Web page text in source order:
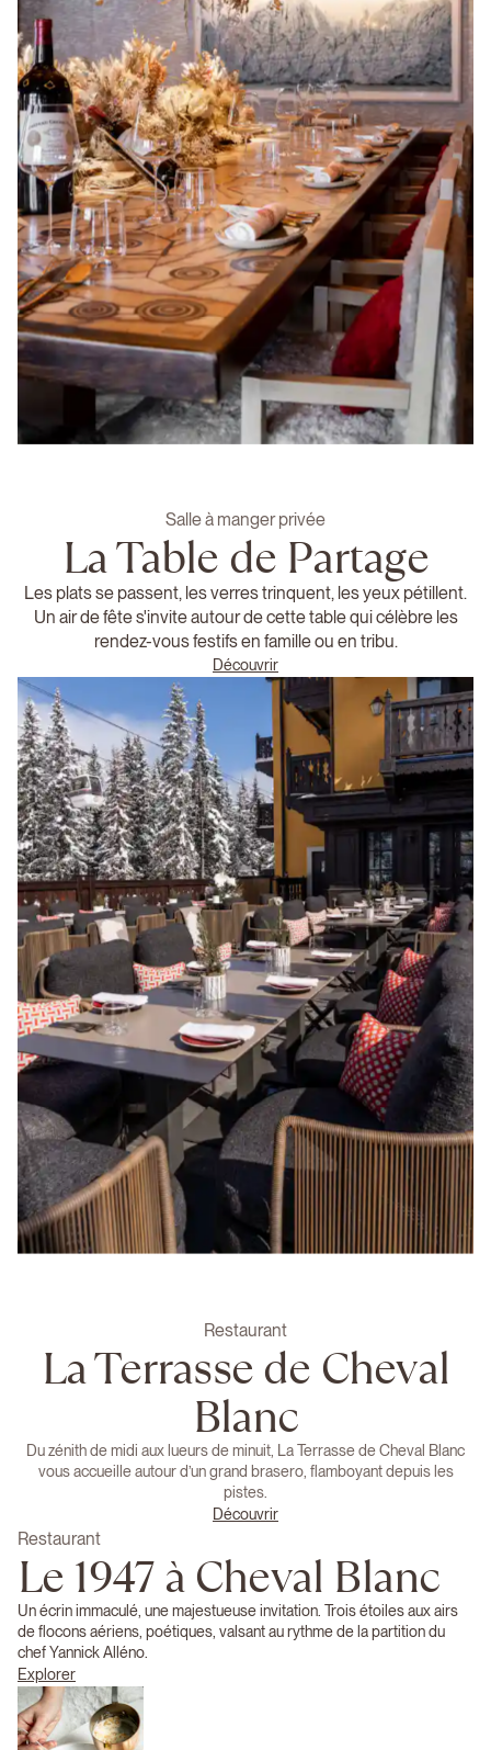
Salle à manger privée
La Table de Partage
Les plats se passent, les verres trinquent, les yeux pétillent.
Un air de fête s'invite autour de cette table qui célèbre les
rendez-vous festifs en famille ou en tribu.
Découvrir
Restaurant
La Terrasse de Cheval
Blanc
Du zénith de midi aux lueurs de minuit, La Terrasse de Cheval Blanc
vous accueille autour d’un grand brasero, flamboyant depuis les
pistes.
Découvrir
Restaurant
Le 1947 à Cheval Blanc
Un écrin immaculé, une majestueuse invitation. Trois étoiles aux airs
de flocons aériens, poétiques, valsant au rythme de la partition du
chef Yannick Alléno.
Explorer